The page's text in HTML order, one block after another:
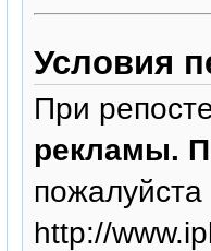
Условия
При
рекламы.
пожалуйста
http://